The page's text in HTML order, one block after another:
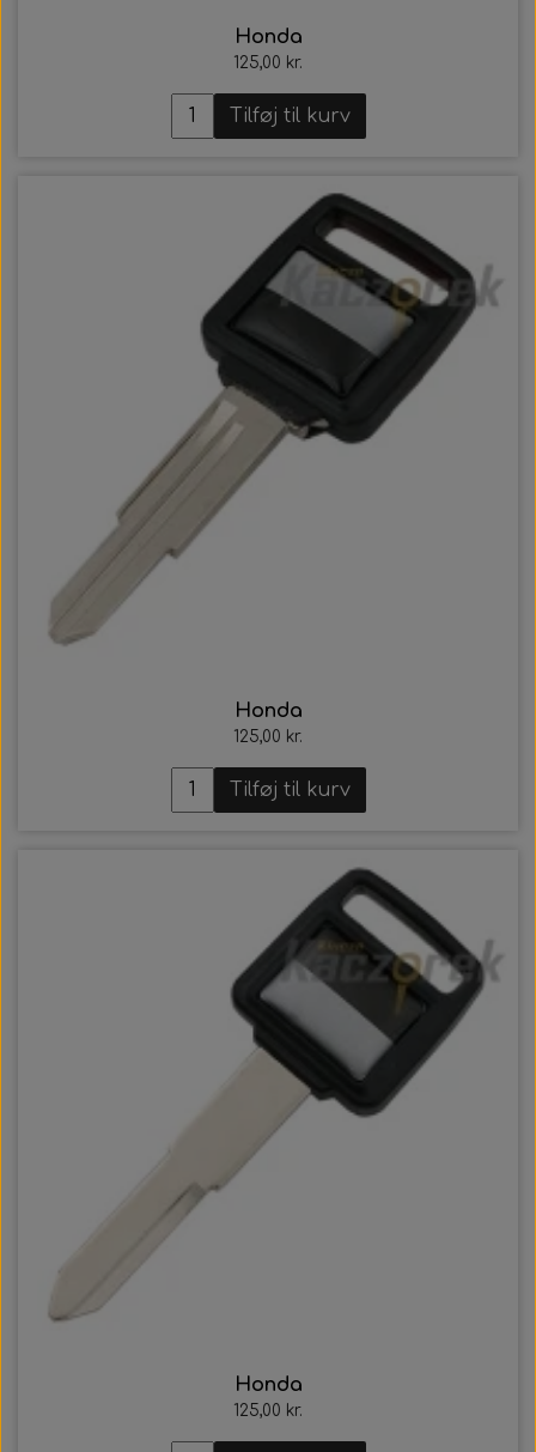
Honda
125,00 kr.
Tilføj til kurv
Honda
125,00 kr.
Tilføj til kurv
Honda
125,00 kr.